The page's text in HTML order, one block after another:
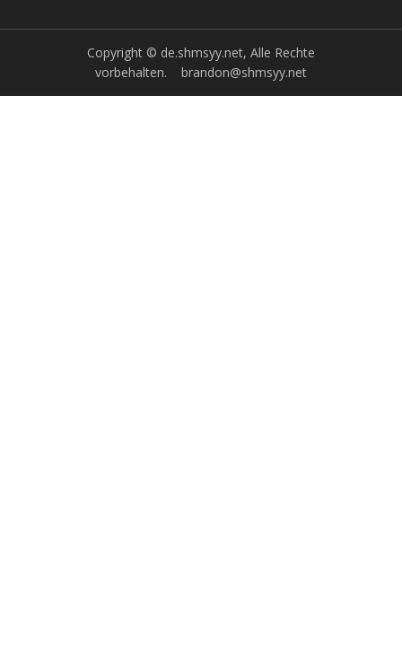
Copyright © de.shmsyy.net, Alle Rechte
vorbehalten. brandon@shmsyy.net